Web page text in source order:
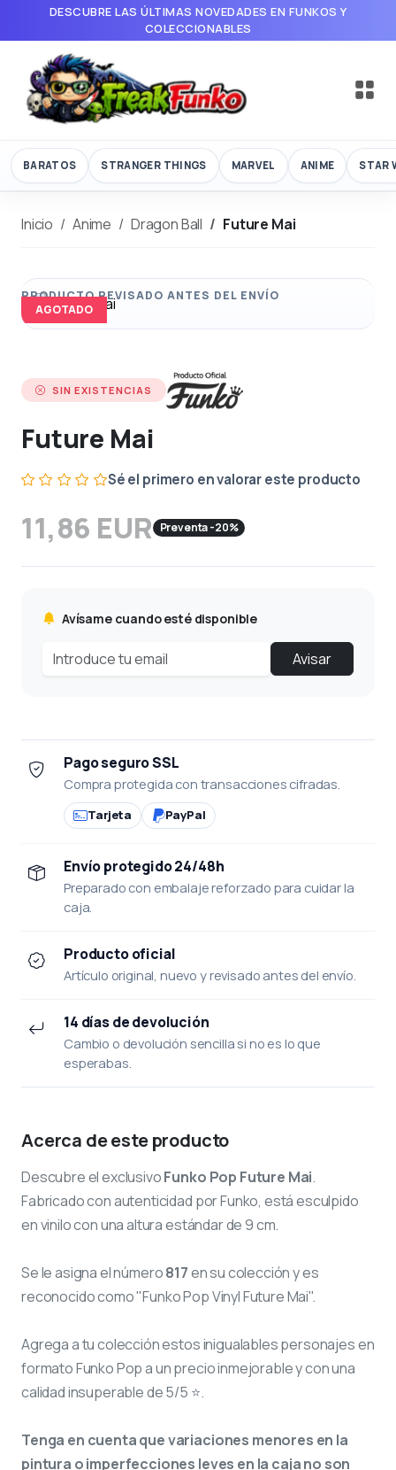
DESCUBRE LAS ÚLTIMAS NOVEDADES EN FUNKOS Y
COLECCIONABLES
BARATOS STRANGER THINGS MARVEL ANIME STAR
Inicio Anime Dragon Ball Future Mai
AGOTADO
SIN EXISTENCIAS
Future Mai
Sé el primero en valorar este producto
11,86 EUR Preventa -20%
Avísame cuando esté disponible
Avisar
Pago seguro SSL
Compra protegida con transacciones cifradas.
Tarjeta PayPal
Envío protegido 24/48h
Preparado con embalaje reforzado para cuidar la
caja.
Producto oficial
Artículo original, nuevo y revisado antes del envío.
14 días de devolución
Cambio o devolución sencilla si no es lo que
esperabas.
Acerca de este producto
Descubre el exclusivoFunko Pop Future Mai.
Fabricado con autenticidad por Funko, está esculpido
en vinilo con una altura estándar de 9 cm.
Se le asigna el número817en su colección y es
reconocido como "Funko Pop Vinyl Future Mai".
Agrega a tu colección estos inigualables personajes en
formato Funko Pop a un precio inmejorable y con una
calidad insuperable de 5/5 ⭐.
Tenga en cuenta que variaciones menores en la
pintura o imperfecciones leves en la caja no son